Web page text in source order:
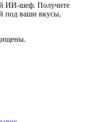
ИИ-шеф. Получите
под ваши вкусы,